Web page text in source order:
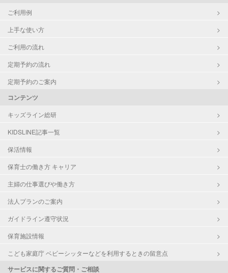
ご利用例
上手な使い方
ご利用の流れ
定期予約の流れ
定期予約のご案内
コンテンツ
キッズライン総研
KIDSLINE記事一覧
保活情報
保育士の働き方 キャリア
主婦の仕事選びや働き方
法人プランのご案内
ガイドライン遵守状況
保育施設情報
こども家庭庁 ベビーシッターなどを利用するときの留意点
サービスに関するご質問・ご相談